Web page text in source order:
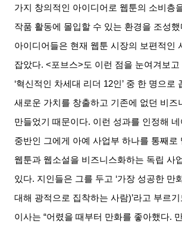
가지 창의적인 아이디어로 웹툰의 소비층
작품 활동에 몰입할 수 있는 환경을 조성했
아이디어들은 현재 웹툰 시장의 보편적인
잡았다. <포브스>도 이런 점을 눈여겨보
‘혁신적인 차세대 리더 12인 ’ 중 한 명으로
새로운 가치를 창출하고 기존에 없던 비즈
만들었기 때문이다. 이런 성과를 인정해
중반인 그에게 아예 사업부 하나를 통째로
웹툰과 웹소설을 비즈니스화하는 독립 사
있다. 지인들은 그를 두고 ‘가장 성공한 만
대해 광적으로 집착하는 사람)’라고 부르
이사는 “어렸을 때부터 만화를 좋아했다.